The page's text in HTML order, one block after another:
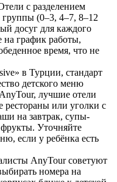
с разделением
группы (0–3, 4–7, 8–12
досуг для каждого
график работы,
время, что не
в Турции, стандарт
детского меню
лучшие отели
рестораны или уголки с
на завтрак, супы-
Уточняйте
если у ребёнка есть
AnyTour советуют
номера на